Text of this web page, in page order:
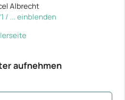
Albrecht
/ ... einblenden
aufnehmen